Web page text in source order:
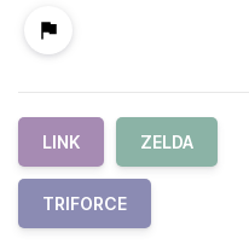
LINK ZELDA
TRIFORCE